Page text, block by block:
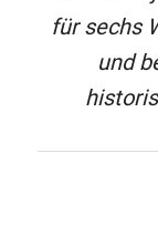
für sechs
und